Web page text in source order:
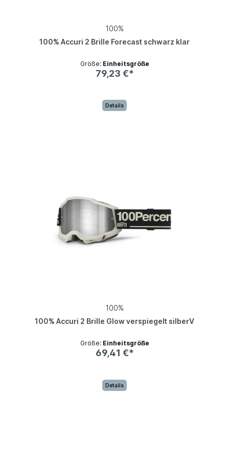
100%
100% Accuri 2 Brille Forecast schwarz klar
Größe: Einheitsgröße
79,23 €*
Details
100%
100% Accuri 2 Brille Glow verspiegelt silberV
Größe: Einheitsgröße
69,41 €*
Details